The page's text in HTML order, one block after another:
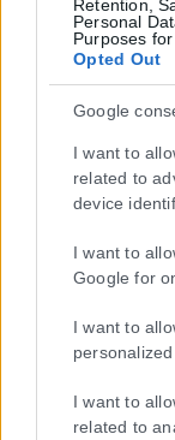
Retention,
Personal
Purposes
Opted Out
Google
I want to
related to
device
I want to
Google for
I want to
I want to
related to
Η εταιρεία με την
επέκταση η
συμμορφώνονται με
1ης Μαρτίου 2018
αντιμετώπιση του